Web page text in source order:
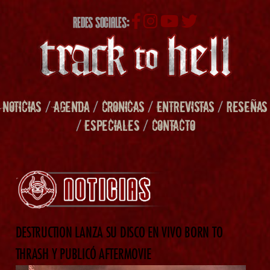
REDES SOCIALES:
NOTICIAS /AGENDA/ CRONICAS/ENTREVISTAS/RESEÑAS
/ESPECIALES/ CONTACTO
DESTRUCTION LANZA SU DISCO EN VIVO BORN TO
THRASH Y PUBLICÓ AFTERMOVIE